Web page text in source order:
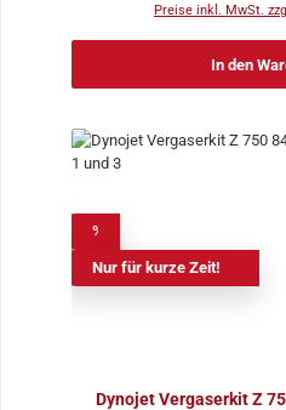
Preise inkl. MwSt.
In den
Nur für kurze Zeit!
Dynojet Vergaserkit Z